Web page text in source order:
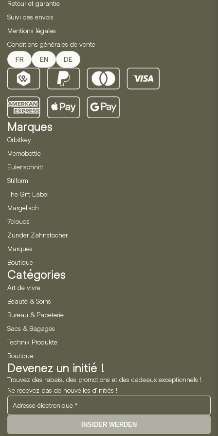
Retour et garantie
Suivi des envois
Mentions légales
Conditions générales de vente
FR EN DE
Marques
Orbitkey
Memobottle
Eulenschnitt
Stilform
The Gift Label
Margelisch
7clouds
Zunder Zahnstocher
Marques
Boutique
Catégories
Art de vivre
Beauté & Soins
Bureau & Papeterie
Sacs & Bagages
Technik Produkte
Boutique
Devenez un initié !
Trouvez des rabais, des promotions et des cadeaux exceptionnels !
Ne recevez pas de nouvelles d'initiés !
INSIDER WERDEN